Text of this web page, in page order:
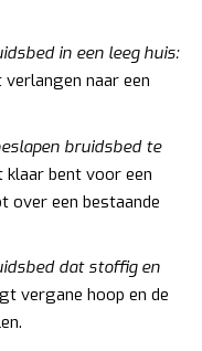
in een leeg huis:
naar een
bruidsbed te
bent voor een
over een bestaande
dat stoffig en
vergane hoop en de